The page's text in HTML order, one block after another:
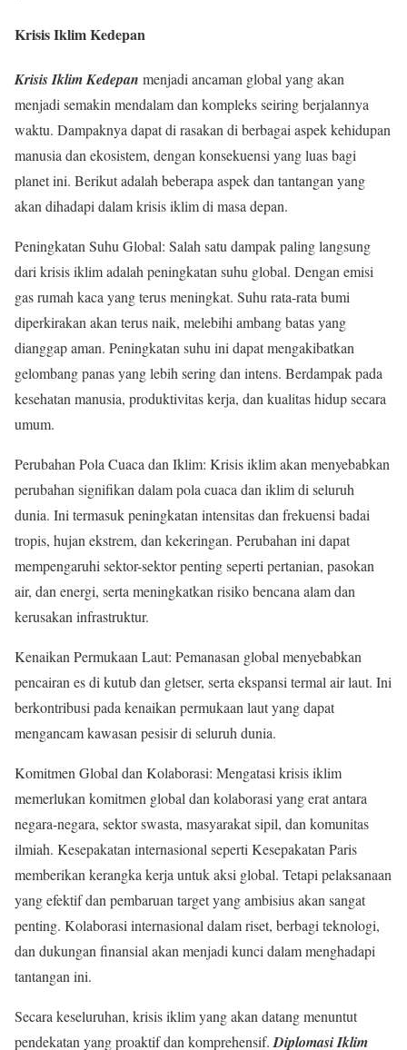
Krisis Iklim Kedepan
Krisis Iklim Kedepan menjadi ancaman global yang akan
menjadi semakin mendalam dan kompleks seiring berjalannya
waktu. Dampaknya dapat di rasakan di berbagai aspek kehidupan
manusia dan ekosistem, dengan konsekuensi yang luas bagi
planet ini. Berikut adalah beberapa aspek dan tantangan yang
akan dihadapi dalam krisis iklim di masa depan.
Peningkatan Suhu Global: Salah satu dampak paling langsung
dari krisis iklim adalah peningkatan suhu global. Dengan emisi
gas rumah kaca yang terus meningkat. Suhu rata-rata bumi
diperkirakan akan terus naik, melebihi ambang batas yang
dianggap aman. Peningkatan suhu ini dapat mengakibatkan
gelombang panas yang lebih sering dan intens. Berdampak pada
kesehatan manusia, produktivitas kerja, dan kualitas hidup secara
umum.
Perubahan Pola Cuaca dan Iklim: Krisis iklim akan menyebabkan
perubahan signifikan dalam pola cuaca dan iklim di seluruh
dunia. Ini termasuk peningkatan intensitas dan frekuensi badai
tropis, hujan ekstrem, dan kekeringan. Perubahan ini dapat
mempengaruhi sektor-sektor penting seperti pertanian, pasokan
air, dan energi, serta meningkatkan risiko bencana alam dan
kerusakan infrastruktur.
Kenaikan Permukaan Laut: Pemanasan global menyebabkan
pencairan es di kutub dan gletser, serta ekspansi termal air laut. Ini
berkontribusi pada kenaikan permukaan laut yang dapat
mengancam kawasan pesisir di seluruh dunia.
Komitmen Global dan Kolaborasi: Mengatasi krisis iklim
memerlukan komitmen global dan kolaborasi yang erat antara
negara-negara, sektor swasta, masyarakat sipil, dan komunitas
ilmiah. Kesepakatan internasional seperti Kesepakatan Paris
memberikan kerangka kerja untuk aksi global. Tetapi pelaksanaan
yang efektif dan pembaruan target yang ambisius akan sangat
penting. Kolaborasi internasional dalam riset, berbagi teknologi,
dan dukungan finansial akan menjadi kunci dalam menghadapi
tantangan ini.
Secara keseluruhan, krisis iklim yang akan datang menuntut
pendekatan yang proaktif dan komprehensif.Diplomasi Iklim